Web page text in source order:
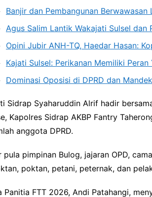
Banjir dan Pembangunan Berwawasan
Agus Salim Lantik Wakajati Sulsel dan
Opini Jubir ANH-TQ, Haedar Hasan:
Kajati Sulsel: Perikanan Memiliki
Dominasi Oposisi di DPRD dan
Sidrap Syaharuddin Alrif hadir
Kapolres Sidrap AKBP Fantry
anggota DPRD.
pula pimpinan Bulog, jajaran OPD,
poktan, petani, peternak, dan
Panitia FTT 2026, Andi Patahangi,